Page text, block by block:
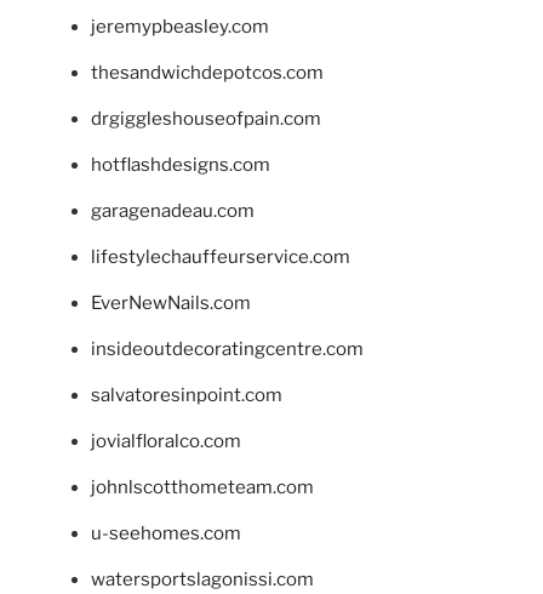
jeremypbeasley.com
thesandwichdepotcos.com
drgiggleshouseofpain.com
hotflashdesigns.com
garagenadeau.com
lifestylechauffeurservice.com
EverNewNails.com
insideoutdecoratingcentre.com
salvatoresinpoint.com
jovialfloralco.com
johnlscotthometeam.com
u-seehomes.com
watersportslagonissi.com